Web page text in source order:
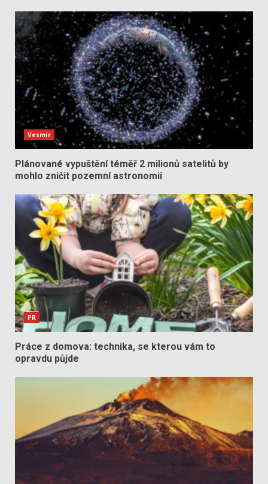
Vesmír
Plánované vypuštění téměř 2 milionů satelitů by
mohlo zničit pozemní astronomii
PR
Práce z domova: technika, se kterou vám to
opravdu půjde